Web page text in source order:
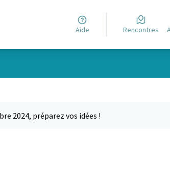
Aide Rencontres
2024, préparez vos idées !